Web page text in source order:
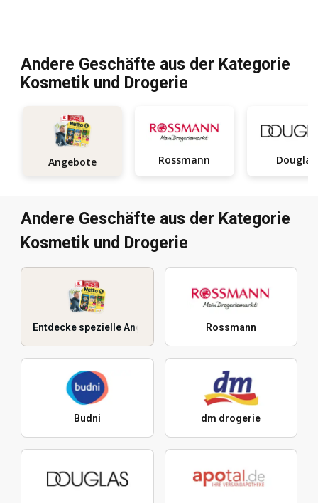
Andere Geschäfte aus der Kategorie
Kosmetik und Drogerie
Angebote Rossmann Douglas
Andere Geschäfte aus der Kategorie
Kosmetik und Drogerie
Entdecke spezielle Angebote Rossmann
Budni dm drogerie